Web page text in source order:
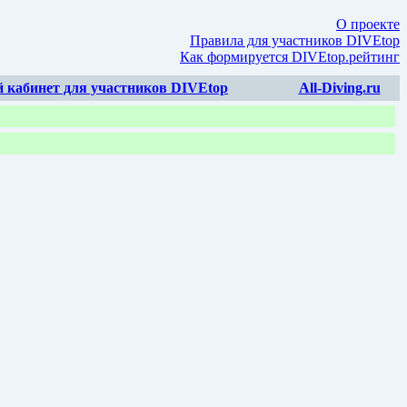
О проекте
Правила для участников DIVEtop
Как формируется DIVEtop.рейтинг
для участников DIVEtop
All-Diving.ru